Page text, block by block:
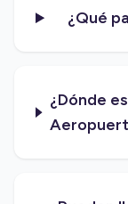
¿Qué
¿Dónde